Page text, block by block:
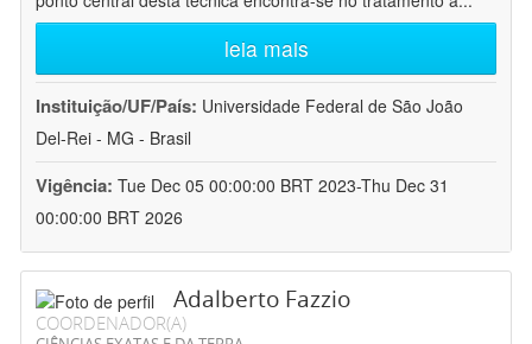
leia mais
Instituição/UF/País: Universidade Federal de São João
Del-Rei - MG - Brasil
Vigência: Tue Dec 05 00:00:00 BRT 2023-Thu Dec 31
00:00:00 BRT 2026
Adalberto Fazzio
COORDENADOR(A)